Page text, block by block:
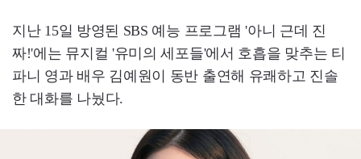
지난 15일 방영된 SBS 예능 프로그램 '아니 근데 진
짜!'에는 뮤지컬 '유미의 세포들'에서 호흡을 맞추는 티
파니 영과 배우 김예원이 동반 출연해 유쾌하고 진솔
한 대화를 나눴다.